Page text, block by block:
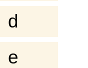
d
e